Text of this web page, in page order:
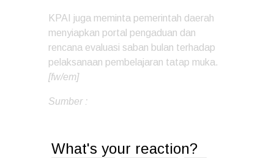
KPAI juga meminta pemerintah daerah
menyiapkan portal pengaduan dan
rencana evaluasi saban bulan terhadap
pelaksanaan pembelajaran tatap muka.
[fw/em]
Sumber :
What's your reaction?